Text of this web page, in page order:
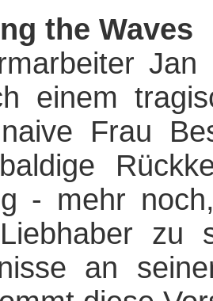
the Waves
einem
Frau
- mehr
zu
an